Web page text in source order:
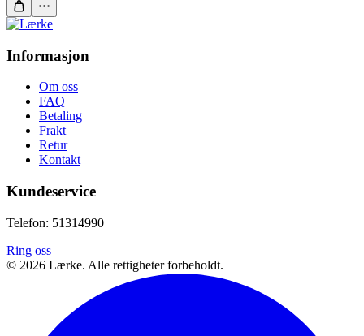
Informasjon
Om oss
FAQ
Betaling
Frakt
Retur
Kontakt
Kundeservice
Telefon: 51314990
Ring oss
© 2026 Lærke. Alle rettigheter forbeholdt.